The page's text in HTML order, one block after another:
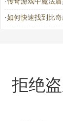
·如何快速找到比
拒绝